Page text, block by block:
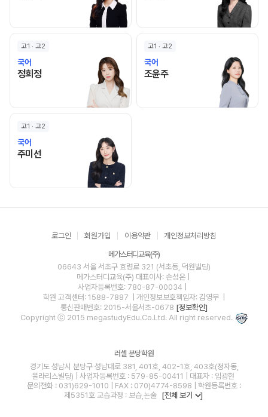
고1 · 고2
국어
정희정정희정 선생님 홈 바로가기
고1 · 고2
국어
조윤주조윤주 선생님 홈 바로가기
고1 · 고2
국어
주미선주미선 선생님 홈 바로가기
로그인 회원가입 이용약관 개인정보처리방침
메가스터디교육(주)
06643 서울 서초구 효령로 321 (서초동, 덕원빌딩)
메가스터디교육(주) 대표이사: 손성은 |
사업자등록번호: 780-87-00034
학원 고객센터: 1588-7887
| 개인정보보호책임자: 김영무
통신판매번호: 2015-서울서초-0678 [정보확인]
Copyright ⓒ 2015 megastudyEdu.Co.Ltd. All right reserved.
러셀 분당학원
경기도 성남시 분당구 성남대로 381, 401호, 402-1호, 403호(정자동,
폴라리스빌딩) | 사업자등록번호 : 579-85-00411 | 대표자 : 임광현
문의전화 : 031)629-1010 | FAX : 070)4774-8598 | 학원등록번호 :
제5351호 교습과정 : 보습,논술
[전체 보기 ]